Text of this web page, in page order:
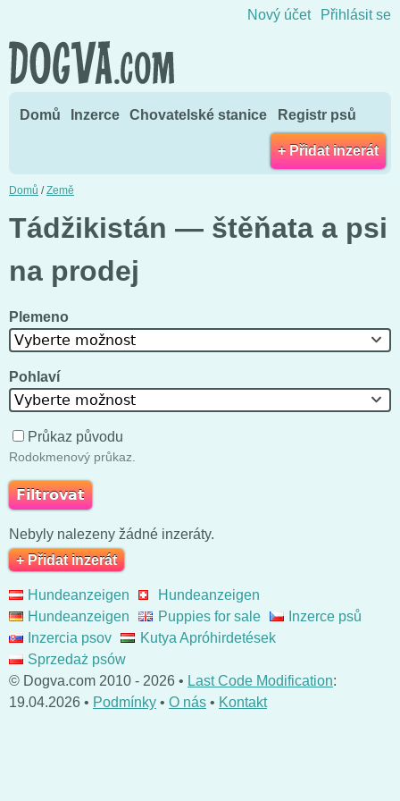
Nový účet Přihlásit se
Domů Inzerce Chovatelské stanice Registr psů
+ Přidat inzerát
Domů /Země
Tádžikistán — štěňata a psi
na prodej
Plemeno
Vyberte možnost
Pohlaví
Vyberte možnost
Průkaz původu
Rodokmenový průkaz.
Nebyly nalezeny žádné inzeráty.
+ Přidat inzerát
Hundeanzeigen
Hundeanzeigen
Hundeanzeigen
Puppies for sale
Inzerce psů
Inzercia psov
Kutya Apróhirdetések
Sprzedaż psów
© Dogva.com 2010 - 2026 • Last Code Modification:
19.04.2026 • Podmínky • O nás • Kontakt